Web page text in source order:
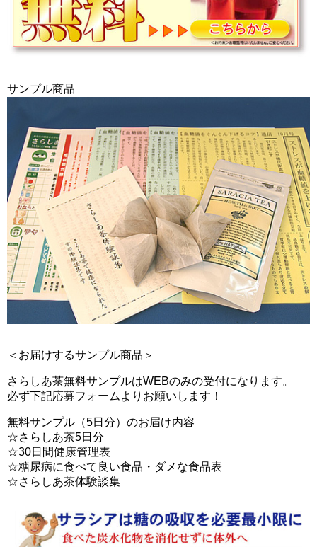
サンプル商品
＜お届けするサンプル商品＞
さらしあ茶無料サンプルはWEBのみの受付になります。
必ず下記応募フォームよりお願いします！
無料サンプル（5日分）のお届け内容
☆さらしあ茶5日分
☆30日間健康管理表
☆糖尿病に食べて良い食品・ダメな食品表
☆さらしあ茶体験談集